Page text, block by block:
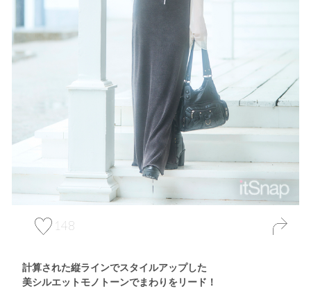
148
計算された縦ラインでスタイルアップした
美シルエットモノトーンでまわりをリード！